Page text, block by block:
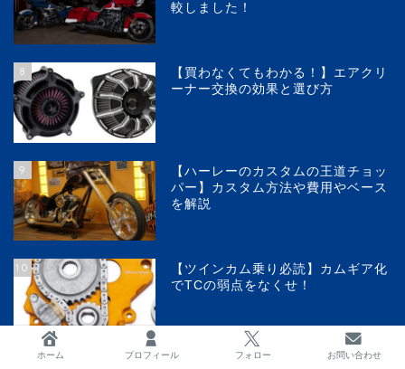
較しました！
8
【買わなくてもわかる！】エアクリ
ーナー交換の効果と選び方
9
【ハーレーのカスタムの王道チョッ
パー】カスタム方法や費用やベース
を解説
10
【ツインカム乗り必読】カムギア化
でTCの弱点をなくせ！
ホーム プロフィール フォロー お問い合わせ